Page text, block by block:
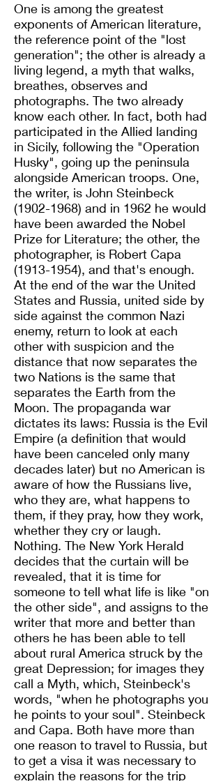
One is among the greatest
exponents of American literature,
the reference point of the "lost
generation"; the other is already a
living legend, a myth that walks,
breathes, observes and
photographs. The two already
know each other. In fact, both had
participated in the Allied landing
in Sicily, following the "Operation
Husky", going up the peninsula
alongside American troops. One,
the writer, is John Steinbeck
(1902-1968) and in 1962 he would
have been awarded the Nobel
Prize for Literature; the other, the
photographer, is Robert Capa
(1913-1954), and that's enough.
At the end of the war the United
States and Russia, united side by
side against the common Nazi
enemy, return to look at each
other with suspicion and the
distance that now separates the
two Nations is the same that
separates the Earth from the
Moon. The propaganda war
dictates its laws: Russia is the Evil
Empire (a definition that would
have been canceled only many
decades later) but no American is
aware of how the Russians live,
who they are, what happens to
them, if they pray, how they work,
whether they cry or laugh.
Nothing. The New York Herald
decides that the curtain will be
revealed, that it is time for
someone to tell what life is like "on
the other side", and assigns to the
writer that more and better than
others he has been able to tell
about rural America struck by the
great Depression; for images they
call a Myth, which, Steinbeck's
words, "when he photographs you
he points to your soul". Steinbeck
and Capa. Both have more than
one reason to travel to Russia, but
to get a visa it was necessary to
explain the reasons for the trip